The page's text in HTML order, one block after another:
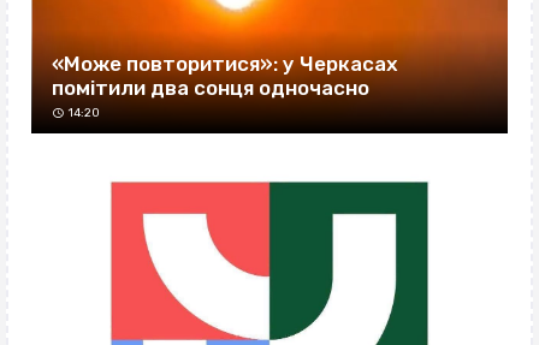
«Може повторитися»: у Черкасах
помітили два сонця одночасно
14:20